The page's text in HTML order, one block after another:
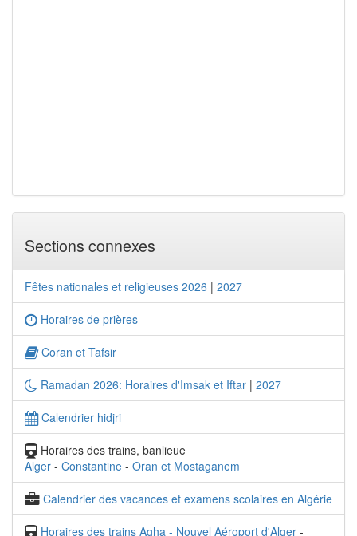
Sections connexes
Fêtes nationales et religieuses 2026 | 2027
Horaires de prières
Coran et Tafsir
Ramadan 2026: Horaires d'Imsak et Iftar | 2027
Calendrier hidjri
Horaires des trains, banlieue
Alger - Constantine - Oran et Mostaganem
Calendrier des vacances et examens scolaires en Algérie
Horaires des trains Agha - Nouvel Aéroport d'Alger -